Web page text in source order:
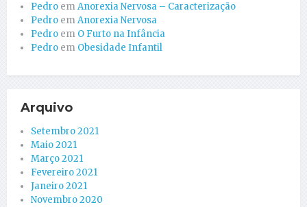
Pedro emAnorexia Nervosa – Caracterização
Pedro emAnorexia Nervosa
Pedro em O Furto na Infância
Pedro em Obesidade Infantil
Arquivo
Setembro 2021
Maio 2021
Março 2021
Fevereiro 2021
Janeiro 2021
Novembro 2020